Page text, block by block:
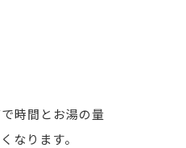
時間とお湯の量
なります。